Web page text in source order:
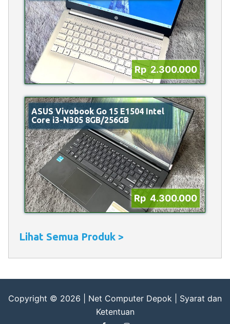
Rp 2.300.000
ASUS Vivobook Go 15 E1504 Intel
Core i3-N305 8GB/256GB
Rp 4.300.000
Lihat Semua Produk >
Copyright © 2026 | Net Computer Depok
Syarat dan
Ketentuan